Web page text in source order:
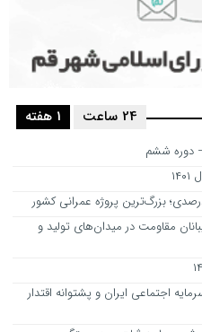
1 هفته 24 ساعت
دوره ششم
مقاومت در میدان‌های تولید و
اجتماعی ایران و پشتوانه اقتدار